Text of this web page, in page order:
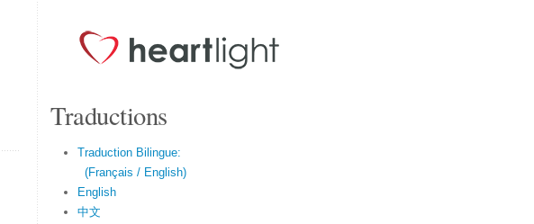
Traductions
Traduction Bilingue:
(Français / English)
English
中文